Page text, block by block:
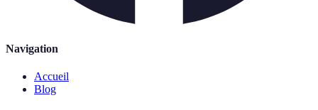
Navigation
Accueil
Blog